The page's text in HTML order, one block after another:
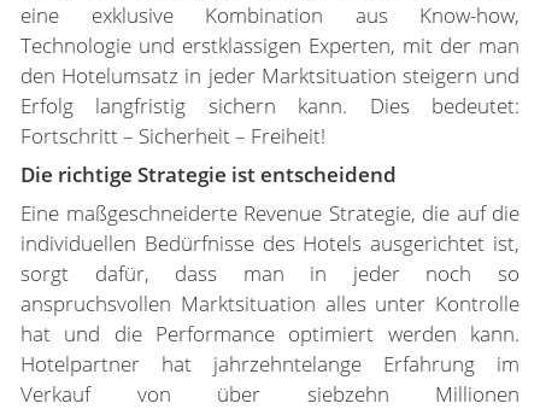
eine exklusive Kombination aus Know-how,
Technologie und erstklassigen Experten, mit der man
den Hotelumsatz in jeder Marktsituation steigern und
Erfolg langfristig sichern kann. Dies bedeutet:
Fortschritt – Sicherheit – Freiheit!
Die richtige Strategie ist entscheidend
Eine maßgeschneiderte Revenue Strategie, die auf die
individuellen Bedürfnisse des Hotels ausgerichtet ist,
sorgt dafür, dass man in jeder noch so
anspruchsvollen Marktsituation alles unter Kontrolle
hat und die Performance optimiert werden kann.
Hotelpartner hat jahrzehntelange Erfahrung im
Verkauf von über siebzehn Millionen